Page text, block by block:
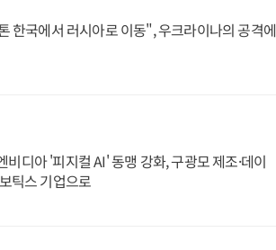
한국에서 러시아로 이동", 우크라이나의 공격에
비디아 '피지컬 AI' 동맹 강화, 구광모 제조·데이
틱스 기업으로